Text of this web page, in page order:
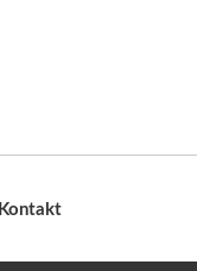
Kontakt